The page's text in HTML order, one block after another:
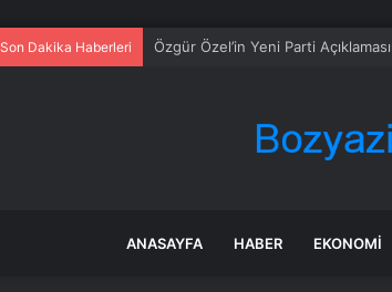
Son Dakika Haberleri 96 yıllık evi tadilata soktular: Gizli
ANASAYFA HABER EKONOMI